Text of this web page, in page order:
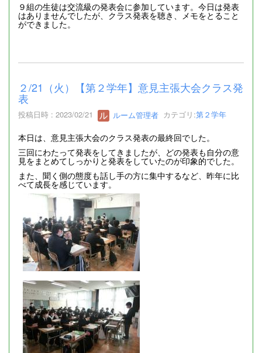
９組の生徒は交流級の発表会に参加しています。今日は発表
はありませんでしたが、クラス発表を聴き、メモをとること
ができました。
２/21（火）【第２学年】意見主張大会クラス発
表
投稿日時 : 2023/02/21 ルーム管理者 カテゴリ:第２学年
本日は、意見主張大会のクラス発表の最終回でした。
三回にわたって発表をしてきましたが、どの発表も自分の意
見をまとめてしっかりと発表をしていたのが印象的でした。
また、聞く側の態度も話し手の方に集中するなど、昨年に比
べて成長を感じています。